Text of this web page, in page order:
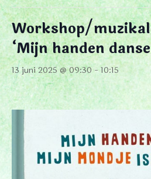
Workshop/
‘Mijn handen
13 juni 2025 @ 09:30 -10:15